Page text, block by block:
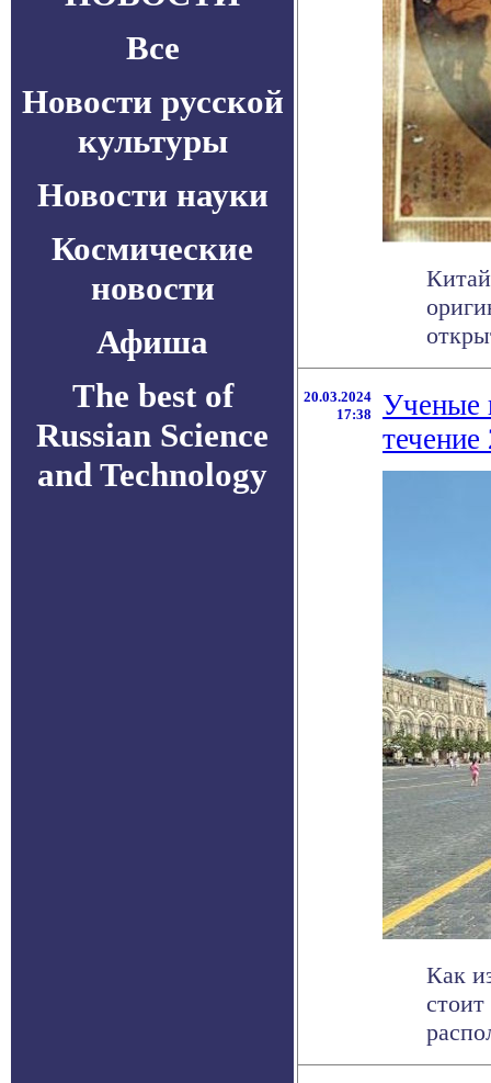
Все
Новости русской
культуры
Новости науки
Космические
новости
Афиша
The best of
Russian Science
and Technology
20.03.2024
17:38
Ученые
Как